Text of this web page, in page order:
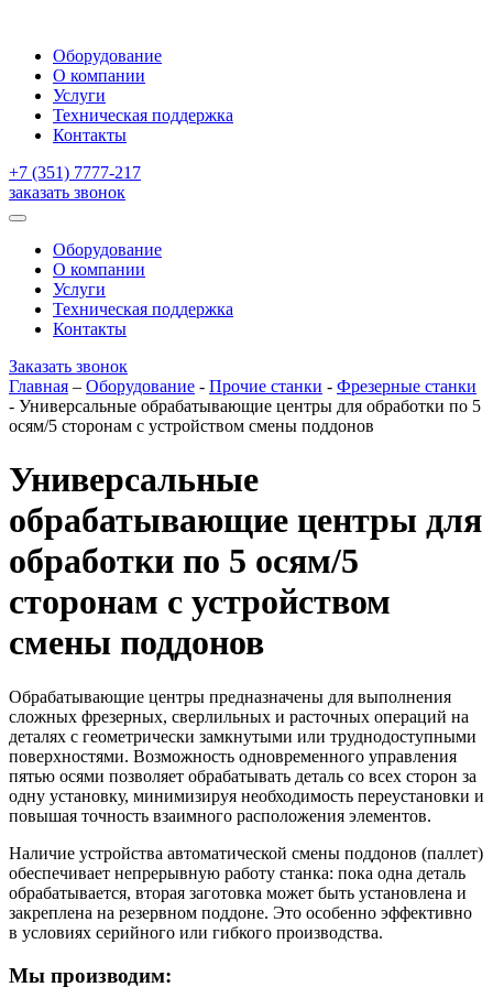
Оборудование
О компании
Услуги
Техническая поддержка
Контакты
+7 (351) 7777-217
заказать звонок
Оборудование
О компании
Услуги
Техническая поддержка
Контакты
Заказать звонок
Главная – Оборудование - Прочие станки - Фрезерные станки
- Универсальные обрабатывающие центры для обработки по 5
осям/5 сторонам с устройством смены поддонов
Универсальные
обрабатывающие центры для
обработки по 5 осям/5
сторонам с устройством
смены поддонов
Обрабатывающие центры предназначены для выполнения
сложных фрезерных, сверлильных и расточных операций на
деталях с геометрически замкнутыми или труднодоступными
поверхностями. Возможность одновременного управления
пятью осями позволяет обрабатывать деталь со всех сторон за
одну установку, минимизируя необходимость переустановки и
повышая точность взаимного расположения элементов.
Наличие устройства автоматической смены поддонов (паллет)
обеспечивает непрерывную работу станка: пока одна деталь
обрабатывается, вторая заготовка может быть установлена и
закреплена на резервном поддоне. Это особенно эффективно
в условиях серийного или гибкого производства.
Мы производим: